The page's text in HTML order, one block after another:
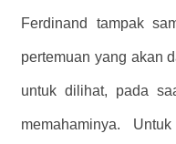
Ferdinand tampak
pertemuan yang akan
untuk dilihat, pada
memahaminya.